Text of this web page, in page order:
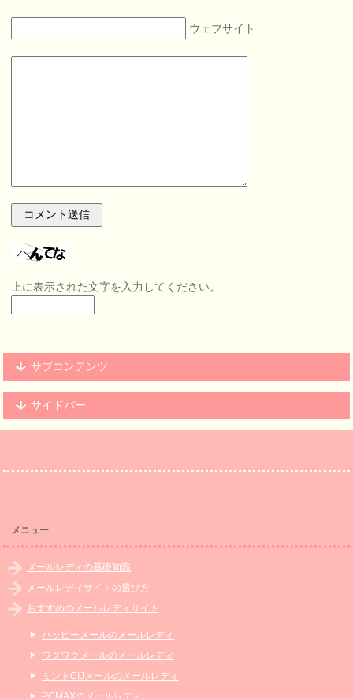
ウェブサイト
上に表示された文字を入力してください。
サブコンテンツ
サイドバー
メニュー
メールレディの基礎知識
メールレディサイトの選び方
おすすめのメールレディサイト
ハッピーメールのメールレディ
ワクワクメールのメールレディ
ミントC!Jメールのメールレディ